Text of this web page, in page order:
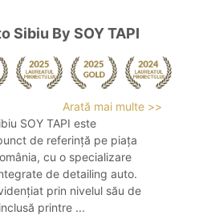
Sibiu By SOY TAPI
Arată mai multe >>
SOY TAPI este
de referință pe piața
cu o specializare
de detailing auto.
prin nivelul său de
printre ...